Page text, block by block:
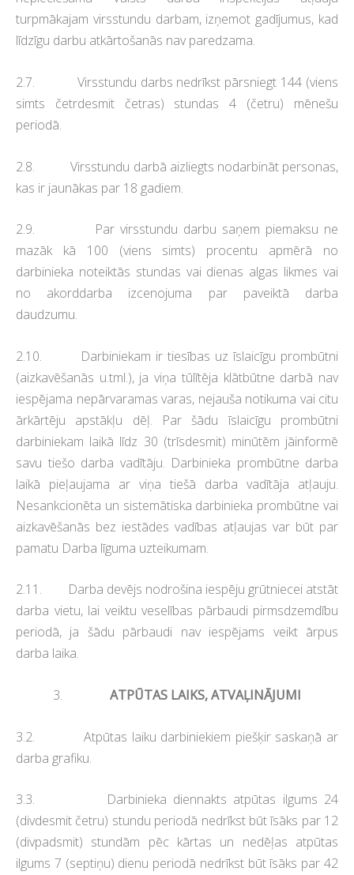
turpmākajam virsstundu darbam, izņemot gadījumus, kad
līdzīgu darbu atkārtošanās nav paredzama.
2.7. Virsstundu darbs nedrīkst pārsniegt 144 (viens
simts četrdesmit četras) stundas 4 (četru) mēnešu
periodā.
2.8. Virsstundu darbā aizliegts nodarbināt personas,
kas ir jaunākas par 18 gadiem.
2.9. Par virsstundu darbu saņem piemaksu ne
mazāk kā 100 (viens simts) procentu apmērā no
darbinieka noteiktās stundas vai dienas algas likmes vai
no akorddarba izcenojuma par paveiktā darba
daudzumu.
2.10. Darbiniekam ir tiesības uz īslaicīgu prombūtni
(aizkavēšanās u.tml.), ja viņa tūlītēja klātbūtne darbā nav
iespējama nepārvaramas varas, nejauša notikuma vai citu
ārkārtēju apstākļu dēļ. Par šādu īslaicīgu prombūtni
darbiniekam laikā līdz 30 (trīsdesmit) minūtēm jāinformē
savu tiešo darba vadītāju. Darbinieka prombūtne darba
laikā pieļaujama ar viņa tiešā darba vadītāja atļauju.
Nesankcionēta un sistemātiska darbinieka prombūtne vai
aizkavēšanās bez iestādes vadības atļaujas var būt par
pamatu Darba līguma uzteikumam.
2.11. Darba devējs nodrošina iespēju grūtniecei atstāt
darba vietu, lai veiktu veselības pārbaudi pirmsdzemdību
periodā, ja šādu pārbaudi nav iespējams veikt ārpus
darba laika.
3. ATPŪTAS LAIKS, ATVAĻINĀJUMI
3.2. Atpūtas laiku darbiniekiem piešķir saskaņā ar
darba grafiku.
3.3. Darbinieka diennakts atpūtas ilgums 24
(divdesmit četru) stundu periodā nedrīkst būt īsāks par 12
(divpadsmit) stundām pēc kārtas un nedēļas atpūtas
ilgums 7 (septiņu) dienu periodā nedrīkst būt īsāks par 42